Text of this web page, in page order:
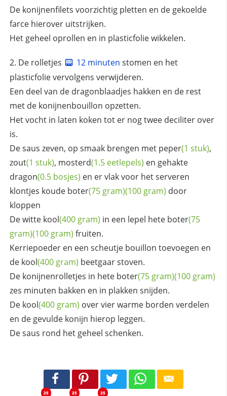
De konijnenfilets voorzichtig pletten en de gekoelde
farce hierover uitstrijken.
Het geheel oprollen en in plasticfolie wikkelen.
De rolletjes 12 minuten stomen en het
plasticfolie vervolgens verwijderen.
Een deel van de dragonblaadjes hakken en de rest
met de konijnenbouillon opzetten.
Het vocht in laten koken tot er nog twee deciliter over
is.
De saus zeven, op smaak brengen met peper(1 stuk),
zout(1 stuk), mosterd(1.5 eetlepels) en gehakte
dragon(0.5 bosjes) en er vlak voor het serveren
klontjes koude boter(75 gram)(100 gram) door
kloppen
De witte kool(400 gram) in een lepel hete boter(75
gram)(100 gram) fruiten.
Kerriepoeder en een scheutje bouillon toevoegen en
de kool(400 gram) beetgaar stoven.
De konijnenrolletjes in hete boter(75 gram)(100 gram)
zes minuten bakken en in plakken snijden.
De kool(400 gram) over vier warme borden verdelen
en de gevulde konijn hierop leggen.
De saus rond het geheel schenken.
25 25 25